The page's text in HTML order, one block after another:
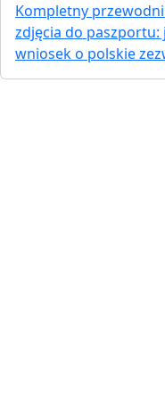
Kompletny
zdjęcia do paszportu:
wniosek o polskie